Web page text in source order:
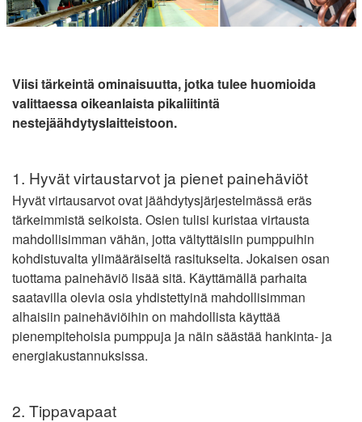
Viisi tärkeintä ominaisuutta, jotka tulee huomioida
valittaessa oikeanlaista pikaliitintä
nestejäähdytyslaitteistoon.
1. Hyvät virtaustarvot ja pienet painehäviöt
Hyvät virtausarvot ovat jäähdytysjärjestelmässä eräs
tärkeimmistä seikoista. Osien tulisi kuristaa virtausta
mahdollisimman vähän, jotta vältyttäisiin pumppuihin
kohdistuvalta ylimääräiseltä rasitukselta. Jokaisen osan
tuottama painehäviö lisää sitä. Käyttämällä parhaita
saatavilla olevia osia yhdistettyinä mahdollisimman
alhaisiin painehäviöihin on mahdollista käyttää
pienempitehoisia pumppuja ja näin säästää hankinta- ja
energiakustannuksissa.
2. Tippavapaat